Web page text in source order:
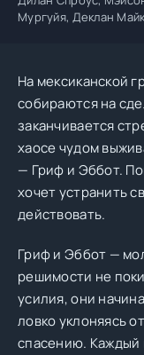
Мургуйя, Деклан
На мексиканской
собираются на
заканчивается
хаосе чудом
— Гриф и Эббот.
хочет устранить
действовать.
Гриф и Эббот —
решимости не
усилия, они
ловко уклоняясь
спасению. Каждый